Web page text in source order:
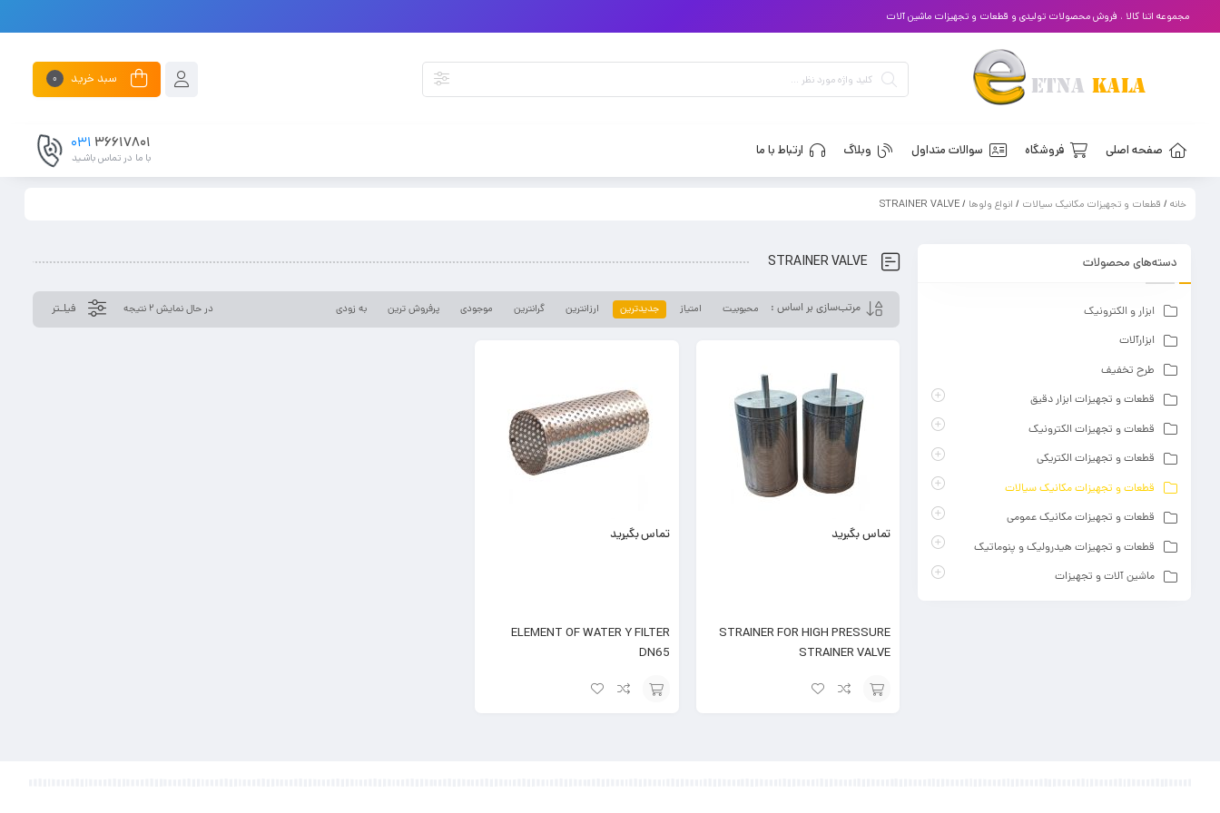
مجموعه اتنا کالا ، فروش محصولات تولیدی و قطعات و تجهیزات ماشین آلات
سبد خرید 0
صفحه اصلی فروشگاه سوالات متداول وبلاگ ارتباط با ما ۳۶۶۱۷۸۰۱ 031
با ما در تماس باشـید
خانه / قطعات و تجهیزات مکانیک سیالات / انواع ولوها / STRAINER VALVE
دسته‌های محصولات
ابزار و الکترونیک
ابزارآلات
طرح تخفیف
قطعات و تجهیزات ابزار دقیق
قطعات و تجهیزات الکترونیک
قطعات و تجهیزات الکتریکی
قطعات و تجهیزات مکانیک سیالات
قطعات و تجهیزات مکانیک عمومی
قطعات و تجهیزات هیدرولیک و پنوماتیک
ماشین آلات و تجهیزات
STRAINER VALVE
فیلـتر در حال نمایش 2 نتیجه محبوبیت امتیاز جدیدترین ارزانترین گرانترین موجودی پرفروش ترین به زودی
تماس بگیرید
STRAINER FOR HIGH PRESSURE
STRAINER VALVE
تماس بگیرید
ELEMENT OF WATER Y FILTER
DN65